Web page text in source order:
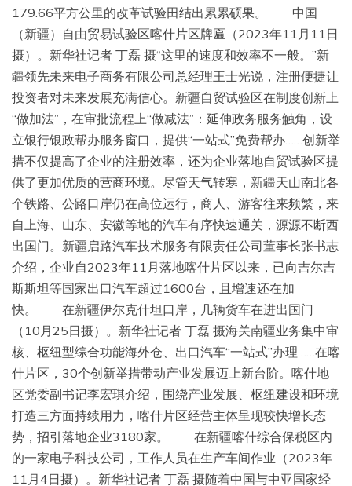
179.66平方公里的改革试验田结出累累硕果。 中国
（新疆）自由贸易试验区喀什片区牌匾（2023年11月11日
摄）。新华社记者 丁磊 摄“这里的速度和效率不一般。”新
疆领先未来电子商务有限公司总经理王士光说，注册便捷让
投资者对未来发展充满信心。新疆自贸试验区在制度创新上
“做加法”，在审批流程上“做减法”：延伸政务服务触角，设
立银行银政帮办服务窗口，提供“一站式”免费帮办……创新举
措不仅提高了企业的注册效率，还为企业落地自贸试验区提
供了更加优质的营商环境。尽管天气转寒，新疆天山南北各
个铁路、公路口岸仍在高位运行，商人、游客往来频繁，来
自上海、山东、安徽等地的汽车有序快速通关，源源不断西
出国门。新疆启路汽车技术服务有限责任公司董事长张书志
介绍，企业自2023年11月落地喀什片区以来，已向吉尔吉
斯斯坦等国家出口汽车超过1600台，且增速还在加
快。 在新疆伊尔克什坦口岸，几辆货车在进出国门
（10月25日摄）。新华社记者 丁磊 摄海关南疆业务集中审
核、枢纽型综合功能海外仓、出口汽车“一站式”办理……在喀
什片区，30个创新举措带动产业发展迈上新台阶。喀什地
区党委副书记李宏琪介绍，围绕产业发展、枢纽建设和环境
打造三方面持续用力，喀什片区经营主体呈现较快增长态
势，招引落地企业3180家。 在新疆喀什综合保税区内
的一家电子科技公司，工作人员在生产车间作业（2023年
11月4日摄）。新华社记者 丁磊 摄随着中国与中亚国家经